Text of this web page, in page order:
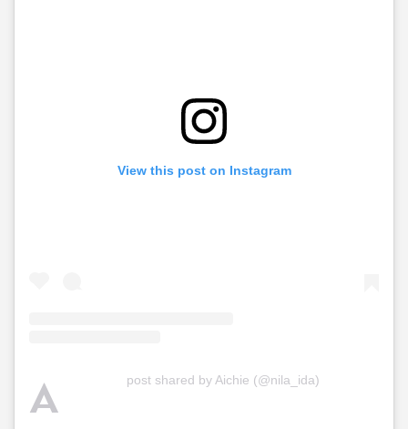
View this post on Instagram
A post shared by Aichie (@nila_ida)